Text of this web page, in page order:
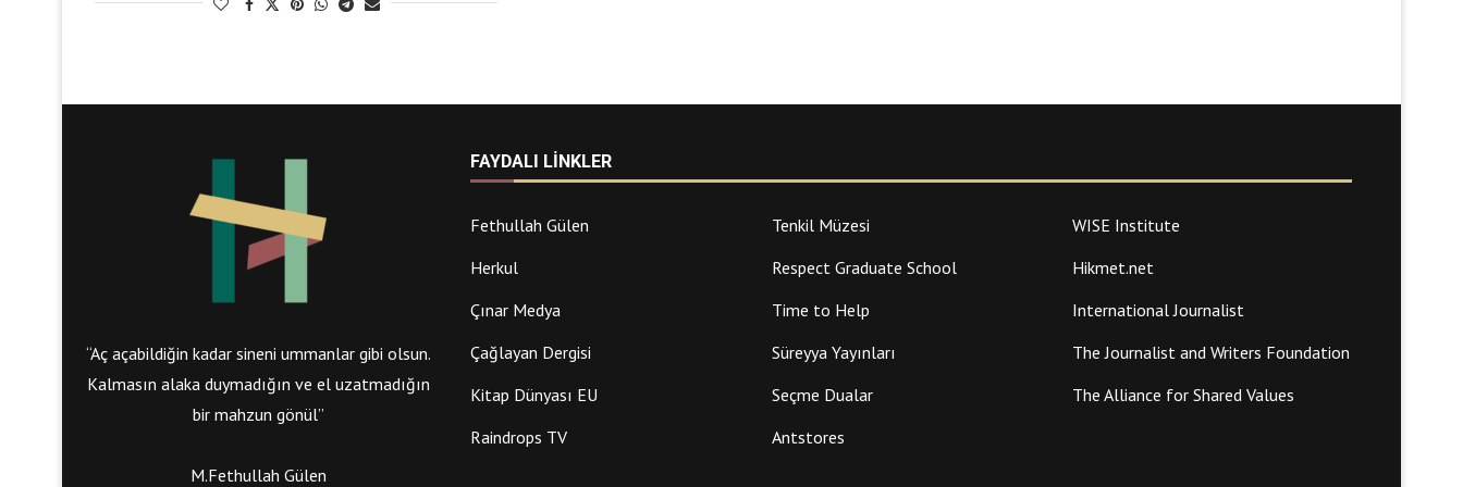
“Aç açabildiğin kadar sineni ummanlar gibi olsun.
Kalmasın alaka duymadığın ve el uzatmadığın
bir mahzun gönül”
M.Fethullah Gülen
FAYDALI LINKLER
Fethullah Gülen Tenkil Müzesi
WISE Institute
Herkul
Respect Graduate School
Hikmet.net
Çınar Medya
Time to Help
International Journalist
Çağlayan Dergisi
Süreyya Yayınları
The Journalist and Writers Foundation
Kitap Dünyası EU
Seçme Dualar
The Alliance for Shared Values
Raindrops TV
Antstores